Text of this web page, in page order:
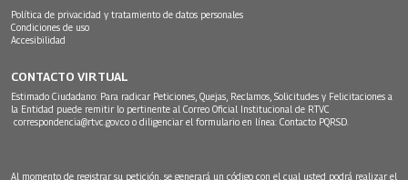
Política de privacidad y tratamiento de datos personales
Condiciones de uso
Accesibilidad
CONTACTO VIRTUAL
Estimado Ciudadano: Para radicar Peticiones, Quejas, Reclamos, Solicitudes y Felicitaciones a
la Entidad puede remitir lo pertinente al Correo Oficial Institucional de RTVC
correspondencia@rtvc.gov.co o diligenciar el formulario en línea: Contacto PQRSD.
Al momento de registrar su petición, se generará un código con el cual usted podrá realizar el